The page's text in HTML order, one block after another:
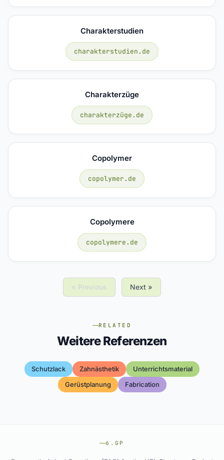
Charakterstudien
charakterstudien.de
Charakterzüge
charakterzüge.de
Copolymer
copolymer.de
Copolymere
copolymere.de
« Previous Next »
RELATED
Weitere Referenzen
Schutzlack Zahnästhetik
Unterrichtsmaterial
Gerüstplanung
Fabrication
6.GP